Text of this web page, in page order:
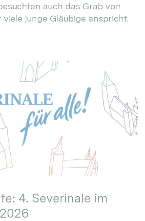
auch das Grab von
viele junge Gläubige anspricht.
4. Severinale im